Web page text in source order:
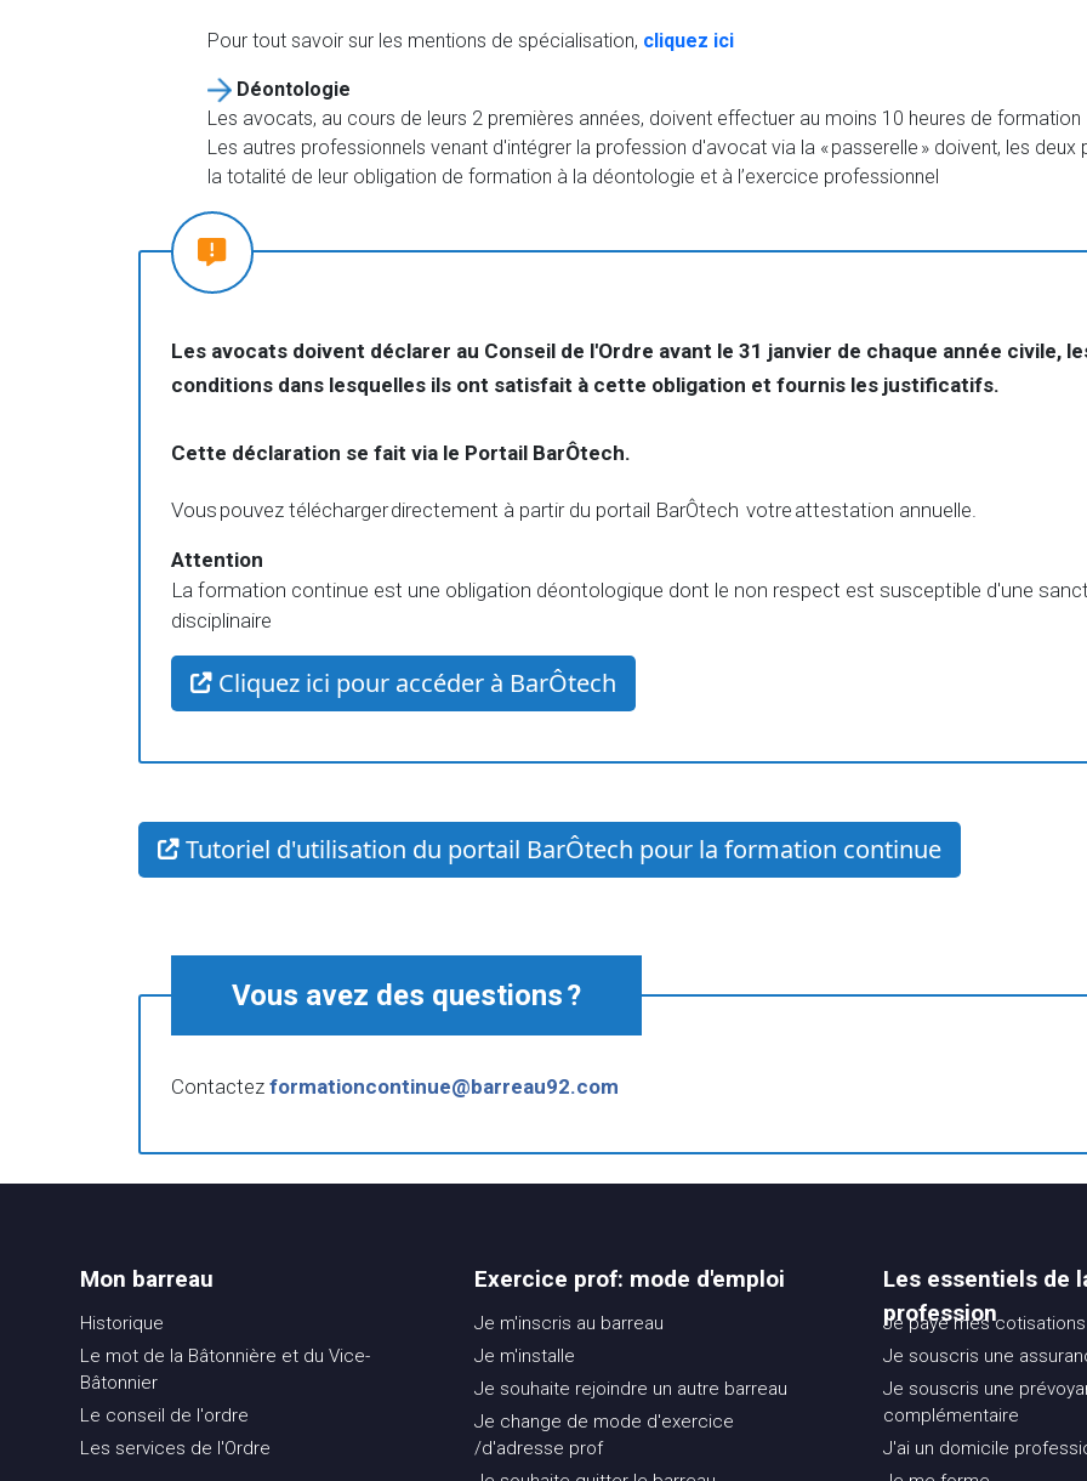
Pour tout savoir sur les mentions de spécialisation, cliquez ici
Déontologie
Les avocats, au cours de leurs 2 premières années, doivent effectuer au moins 10 heures de
Les autres professionnels venant d'intégrer la profession d'avocat via la « passerelle » doivent, les
la totalité de leur obligation de formation à la déontologie et à l’exercice professionnel
Les avocats doivent déclarer au Conseil de l'Ordre avant le 31 janvier de chaque année civile,
conditions dans lesquelles ils ont satisfait à cette obligation et fournis les justificatifs.
Cette déclaration se fait via le Portail BarÔtech.
Vous pouvez télécharger directement à partir du portail BarÔtech votre attestation annuelle.
Attention
La formation continue est une obligation déontologique dont le non respect est susceptible d'une
disciplinaire
Cliquez ici pour accéder à BarÔtech
Tutoriel d'utilisation du portail BarÔtech pour la formation continue
Vous avez des questions ?
Contactez formationcontinue@barreau92.com
Mon barreau
Historique
Le mot de la Bâtonnière et du Vice-
Bâtonnier
Le conseil de l'ordre
Les services de l'Ordre
Exercice prof: mode d'emploi
Je m'inscris au barreau
Je m'installe
Je souhaite rejoindre un autre barreau
Je change de mode d'exercice
/d'adresse prof
Les essentiels de
profession
Je paye mes cotisations
Je souscris une
Je souscris une
complémentaire
J'ai un domicile